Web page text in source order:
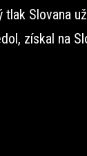
Slovana
získal na